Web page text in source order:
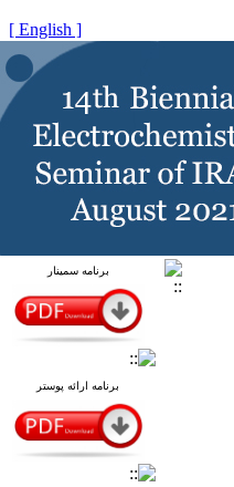
[ English ]
برنامه سمینار
برنامه ارائه پوستر